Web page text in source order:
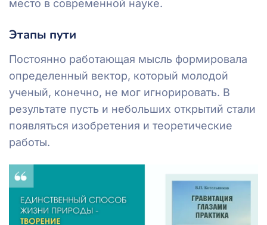
место в современной науке.
Этапы пути
Постоянно работающая мысль формировала
определенный вектор, который молодой
ученый, конечно, не мог игнорировать. В
результате пусть и небольших открытий стали
появляться изобретения и теоретические
работы.